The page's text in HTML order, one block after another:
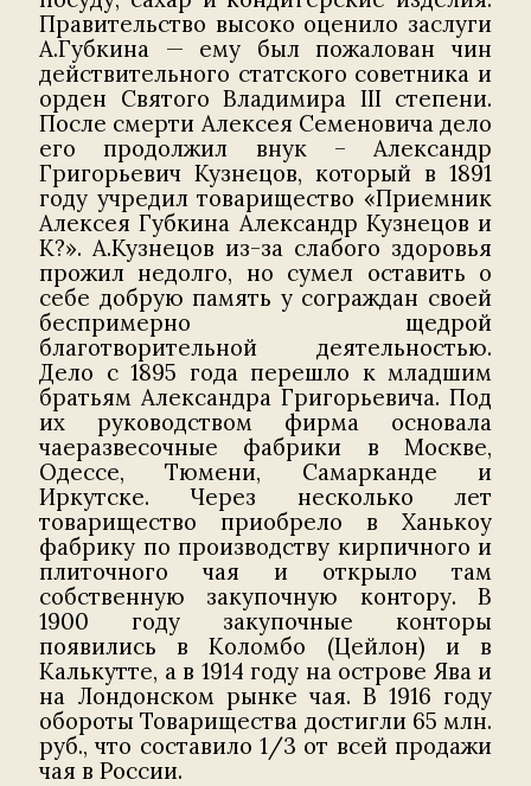
Правительство высоко оценило заслуги
А.Губкина — ему был пожалован чин
действительного статского советника и
орден Святого Владимира III степени.
После смерти Алексея Семеновича дело
его продолжил внук – Александр
Григорьевич Кузнецов, который в 1891
году учредил товарищество «Приемник
Алексея Губкина Александр Кузнецов и
К?». А.Кузнецов из-за слабого здоровья
прожил недолго, но сумел оставить о
себе добрую память у сограждан своей
беспримерно щедрой
благотворительной деятельностью.
Дело с 1895 года перешло к младшим
братьям Александра Григорьевича. Под
их руководством фирма основала
чаеразвесочные фабрики в Москве,
Одессе, Тюмени, Самарканде и
Иркутске. Через несколько лет
товарищество приобрело в Ханькоу
фабрику по производству кирпичного и
плиточного чая и открыло там
собственную закупочную контору. В
1900 году закупочные конторы
появились в Коломбо (Цейлон) и в
Калькутте, а в 1914 году на острове Ява и
на Лондонском рынке чая. В 1916 году
обороты Товарищества достигли 65 млн.
руб., что составило 1/3 от всей продажи
чая в России.